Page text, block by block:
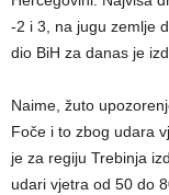
-2 i 3, na jugu zemlje
dio BiH za danas je
Naime, žuto
Foče i to zbog udara
je za regiju Trebinja
udari vjetra od 50 do